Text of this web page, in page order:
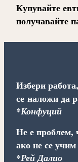
Купувайте
получавайте
Избери
се наложи да
*Конфуций
Не е проблем,
ако не се
*Рей Далио